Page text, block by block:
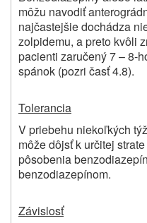
môžu navodiť
najčastejšie dochádza
zolpidemu, a preto kvôli
pacienti zaručený 7 – 8-
spánok (pozri časť 4.8).
Tolerancia
V priebehu niekoľkých
môže dôjsť k určitej
pôsobenia
benzodiazepínom.
Závislosť